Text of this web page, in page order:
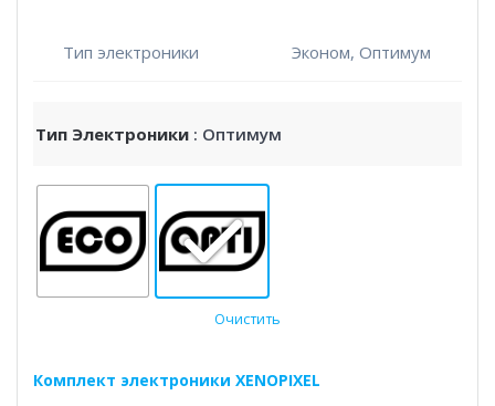
Тип электроники Эконом, Оптимум
Тип Электроники : Оптимум
Очистить
Комплект электроники XENOPIXEL